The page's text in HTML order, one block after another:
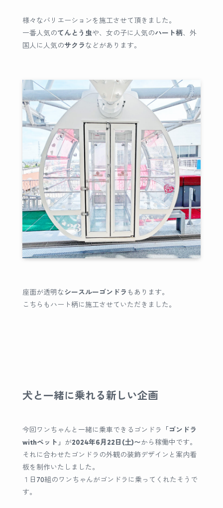
様々なバリエーションを施工させて頂きました。
一番人気のてんとう虫や、女の子に人気のハート柄、外
国人に人気のサクラなどがあります。
座面が透明なシースルーゴンドラ もあります。
こちらもハート柄に施工させていただきました。
犬と一緒に乗れる新しい企画
今回ワンちゃんと一緒に乗車できるゴンドラ
「ゴンドラ
withペット」 が2024年6月22日(土)〜から稼働中です。
それに合わせたゴンドラの外観の装飾デザインと案内看
板を制作いたしました。
１日70組のワンちゃんがゴンドラに乗ってくれたそうで
す。